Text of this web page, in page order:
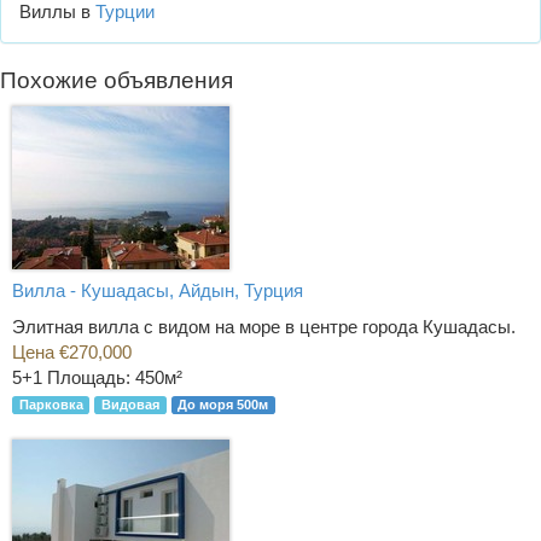
Виллы в Турции
Похожие объявления
Вилла - Кушадасы, Айдын, Турция
Элитная вилла с видом на море в центре города Кушадасы.
Цена €270,000
5+1 Площадь: 450м²
Парковка Видовая До моря 500м